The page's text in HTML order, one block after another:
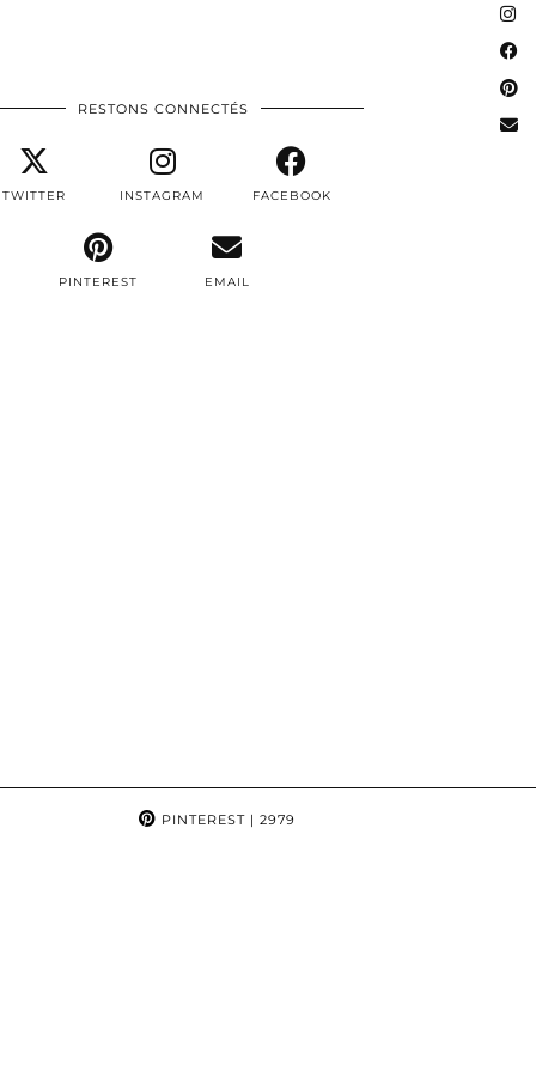
RESTONS CONNECTÉS
TWITTER INSTAGRAM FACEBOOK
PINTEREST EMAIL
PINTEREST| 2979